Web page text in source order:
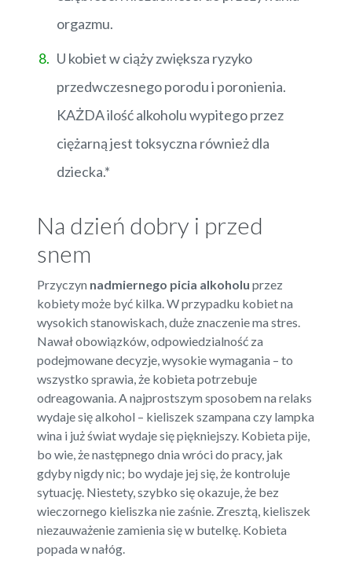
orgazmu.
U kobiet w ciąży zwiększa ryzyko
przedwczesnego porodu i poronienia.
KAŻDA ilość alkoholu wypitego przez
ciężarną jest toksyczna również dla
dziecka.*
Na dzień dobry i przed
snem
Przyczyn nadmiernego picia alkoholu przez
kobiety może być kilka. W przypadku kobiet na
wysokich stanowiskach, duże znaczenie ma stres.
Nawał obowiązków, odpowiedzialność za
podejmowane decyzje, wysokie wymagania – to
wszystko sprawia, że kobieta potrzebuje
odreagowania. A najprostszym sposobem na relaks
wydaje się alkohol – kieliszek szampana czy lampka
wina i już świat wydaje się piękniejszy. Kobieta pije,
bo wie, że następnego dnia wróci do pracy, jak
gdyby nigdy nic; bo wydaje jej się, że kontroluje
sytuację. Niestety, szybko się okazuje, że bez
wieczornego kieliszka nie zaśnie. Zresztą, kieliszek
niezauważenie zamienia się w butelkę. Kobieta
popada w nałóg.